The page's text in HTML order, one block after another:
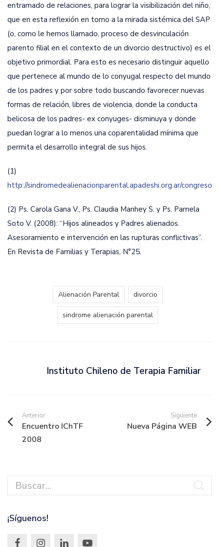
entramado de relaciones, para lograr la visibilización del niño,
que en esta reflexión en torno a la mirada sistémica del SAP
(o, como le hemos llamado, proceso de desvinculación
parento filial en el contexto de un divorcio destructivo) es el
objetivo primordial. Para esto es necesario distinguir aquello
que pertenece al mundo de lo conyugal respecto del mundo
de los padres y por sobre todo buscando favorecer nuevas
formas de relación, libres de violencia, donde la conducta
belicosa de los padres- ex conyuges- disminuya y donde
puedan lograr a lo menos una coparentalidad mínima que
permita el desarrollo integral de sus hijos.
(1)
http://sindromedealienacionparental.apadeshi.org.ar/
(2) Ps. Carola Gana V., Ps. Claudia Manhey S. y Ps. Pamela
Soto V. (2008): “Hijos alineados y Padres alienados.
Asesoramiento e intervención en las rupturas conflictivas”.
En Revista de Familias y Terapias, N°25.
Alienación Parental divorcio
sindrome alienación parental
Instituto Chileno de Terapia Familiar
Anterior
Encuentro IChTF
2008
Siguiente
Nueva Página WEB
¡Síguenos!